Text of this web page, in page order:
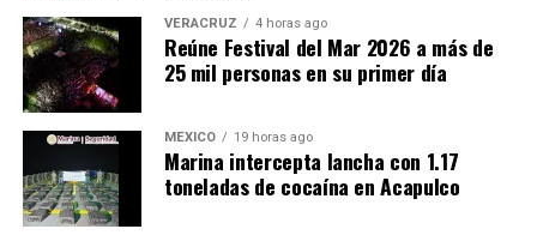
VERACRUZ 4 horas ago
Reúne Festival del Mar 2026 a más de
25 mil personas en su primer día
MÉXICO 19 horas ago
Marina intercepta lancha con 1.17
toneladas de cocaína en Acapulco